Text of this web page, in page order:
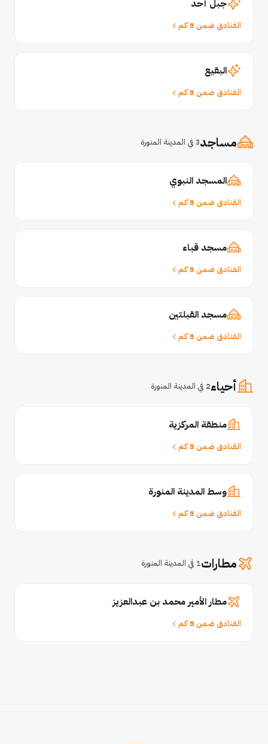
جبل أحد
الفنادق ضمن 5 كم
البقيع
الفنادق ضمن 5 كم
مساجد3 في المدينة المنورة
المسجد النبوي
الفنادق ضمن 5 كم
مسجد قباء
الفنادق ضمن 5 كم
مسجد القبلتين
الفنادق ضمن 5 كم
أحياء2 في المدينة المنورة
منطقة المركزية
الفنادق ضمن 5 كم
وسط المدينة المنورة
الفنادق ضمن 5 كم
مطارات1 في المدينة المنورة
مطار الأمير محمد بن عبدالعزيز
الفنادق ضمن 5 كم